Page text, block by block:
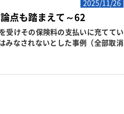
2025/11/26
点も踏まえて～62
受けその保険料の支払いに充ててい
みなされないとした事例（全部取消